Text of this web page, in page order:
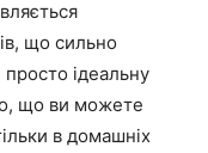
що сильно
ідеальну
що ви можете
в домашніх